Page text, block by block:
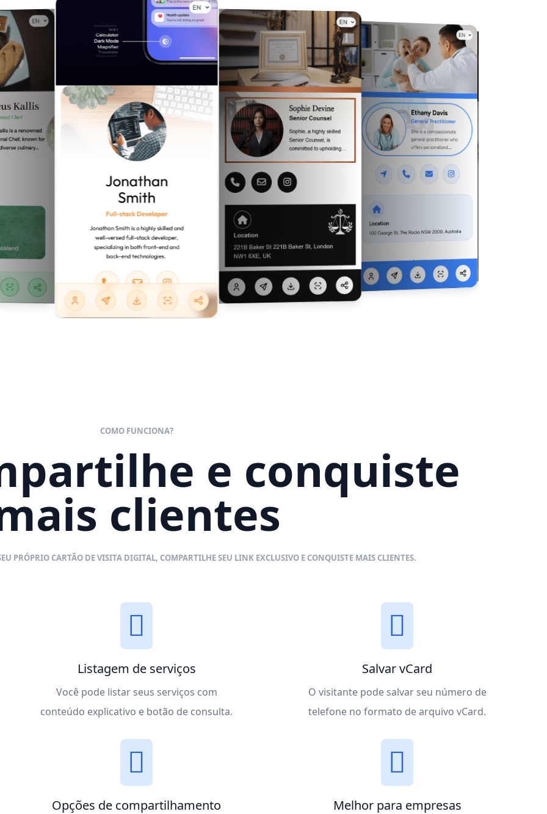
COMO FUNCIONA?
e conquiste
clientes
PRÓPRIO CARTÃO DE VISITA DIGITAL, COMPARTILHE SEU LINK EXCLUSIVO E CONQUISTE MAIS CLIENTES.
Listagem de serviços
Você pode listar seus serviços com
conteúdo explicativo e botão de consulta.
Salvar vCard
O visitante pode salvar seu número de
telefone no formato de arquivo vCard.
Opções de compartilhamento Melhor para empresas